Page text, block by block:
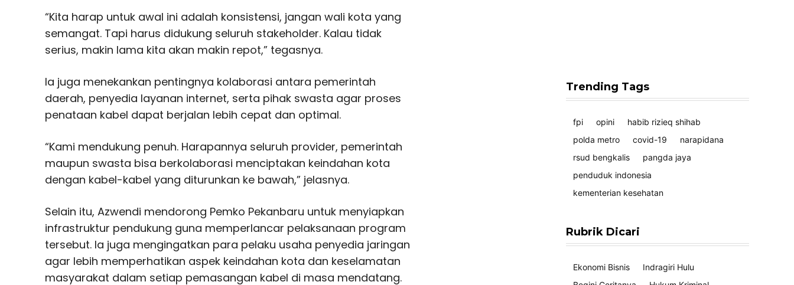
“Kita harap untuk awal ini adalah konsistensi, jangan wali kota yang
semangat. Tapi harus didukung seluruh stakeholder. Kalau tidak
serius, makin lama kita akan makin repot,” tegasnya.
Ia juga menekankan pentingnya kolaborasi antara pemerintah
daerah, penyedia layanan internet, serta pihak swasta agar proses
penataan kabel dapat berjalan lebih cepat dan optimal.
“Kami mendukung penuh. Harapannya seluruh provider, pemerintah
maupun swasta bisa berkolaborasi menciptakan keindahan kota
dengan kabel-kabel yang diturunkan ke bawah,” jelasnya.
Selain itu, Azwendi mendorong Pemko Pekanbaru untuk menyiapkan
infrastruktur pendukung guna memperlancar pelaksanaan program
tersebut. Ia juga mengingatkan para pelaku usaha penyedia jaringan
agar lebih memperhatikan aspek keindahan kota dan keselamatan
masyarakat dalam setiap pemasangan kabel di masa mendatang.
Trending Tags
fpi opini
habib rizieq shihab
polda metro
covid-19
narapidana
rsud bengkalis
pangda jaya
penduduk indonesia
kementerian kesehatan
Rubrik Dicari
Ekonomi Bisnis
Indragiri Hulu